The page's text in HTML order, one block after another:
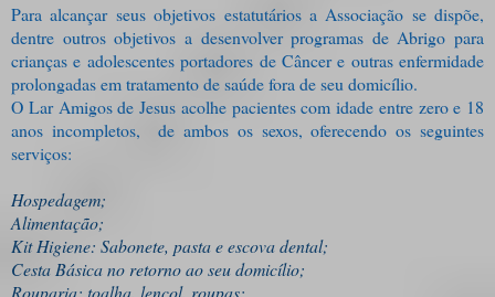
Para alcançar seus objetivos estatutários a Associação se dispõe,
dentre outros objetivos a desenvolver programas de Abrigo para
crianças e adolescentes portadores de Câncer e outras enfermidade
prolongadas em tratamento de saúde fora de seu domicílio.
O Lar Amigos de Jesus acolhe pacientes com idade entre zero e 18
anos incompletos,
de ambos os sexos, oferecendo os seguintes
serviços:
Hospedagem;
Alimentação;
Kit Higiene: Sabonete, pasta e escova dental;
Cesta Básica no retorno ao seu domicílio;
Rouparia: toalha, lençol, roupas;